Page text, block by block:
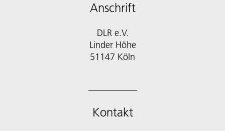
Anschrift
DLR e.V.
Linder Höhe
51147 Köln
Kontakt